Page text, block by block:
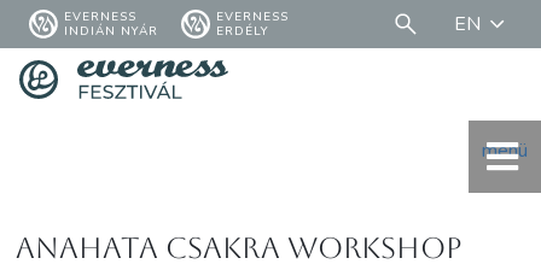
EVERNESS
INDIÁN NYÁR
EVERNESS
ERDÉLY
EN
menü
Anahata csakra workshop